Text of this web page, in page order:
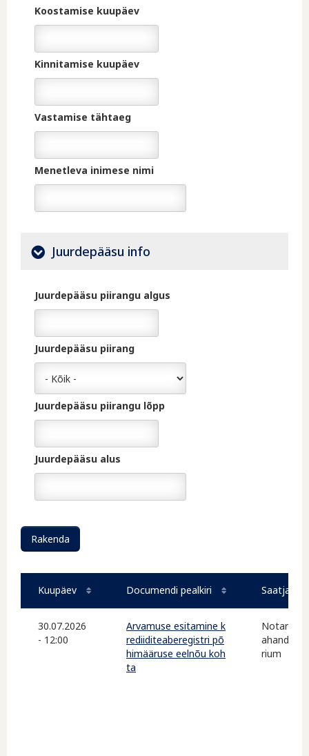
Koostamise kuupäev
Kinnitamise kuupäev
Vastamise tähtaeg
Menetleva inimese nimi
Juurdepääsu info
Juurdepääsu piirangu algus
Juurdepääsu piirang
Juurdepääsu piirangu lõpp
Juurdepääsu alus
Kuupäev Documendi pealkiri Saatja /
30.07.2026
- 12:00
Arvamuse esitamine k
rediiditeaberegistri põ
himääruse eelnõu koh
ta
Notarite
rium